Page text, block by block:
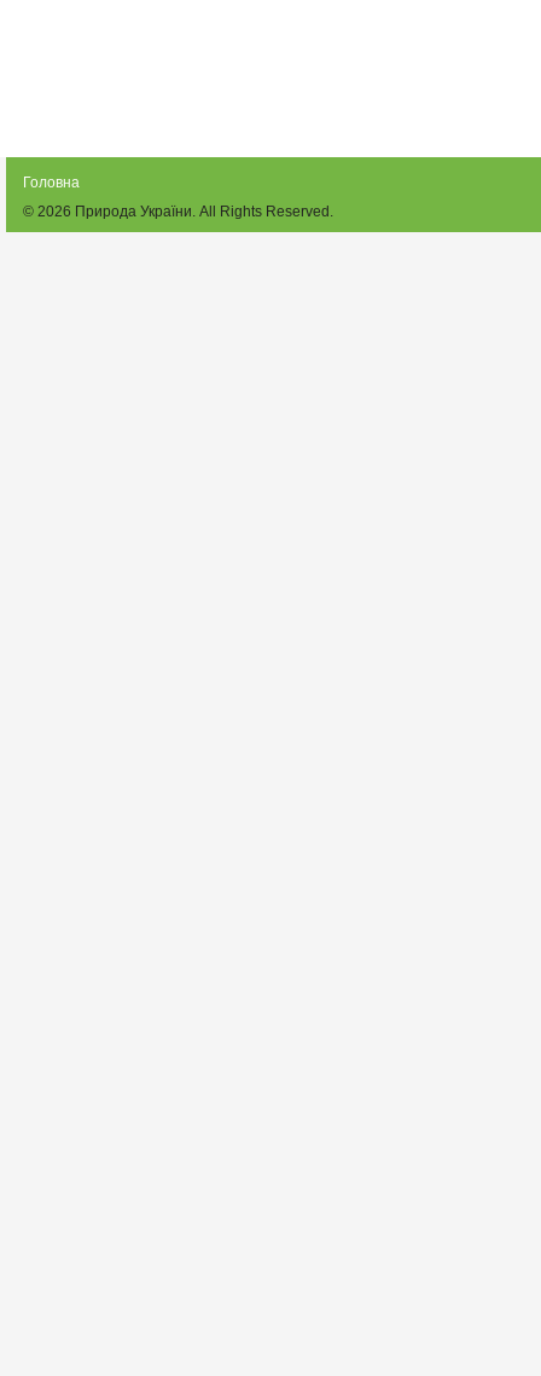
Головна
© 2026 Природа України. All Rights Reserved.